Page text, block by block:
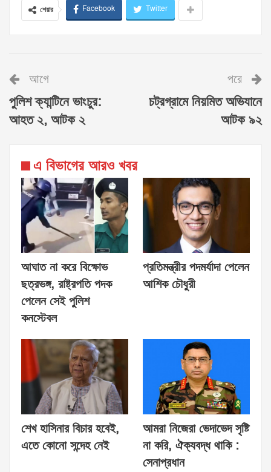
শেয়ার Facebook Twitter
আগে
পুলিশ ক্যান্টিনে ভাংচুর:
আহত ২, আটক ২
পরে
চট্রগ্রামে নিয়মিত অভিযানে
আটক ৯২
এ বিভাগের আরও খবর
আঘাত না করে বিক্ষোভ
ছত্রভঙ্গ, রাষ্ট্রপতি পদক
পেলেন সেই পুলিশ
কনস্টেবল
প্রতিমন্ত্রীর পদমর্যাদা পেলেন
আশিক চৌধুরী
শেখ হাসিনার বিচার হবেই,
এতে কোনো সন্দেহ নেই
আমরা নিজেরা ভেদাভেদ সৃষ্টি
না করি, ঐক্যবদ্ধ থাকি :
সেনাপ্রধান